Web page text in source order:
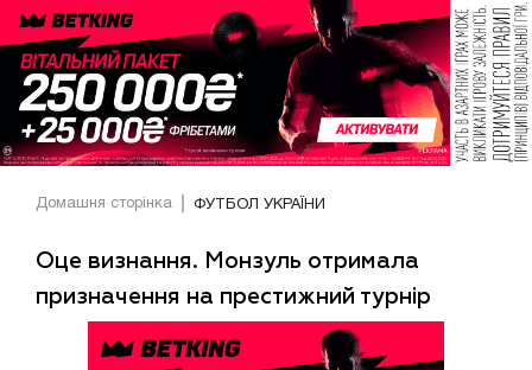
Домашня сторінка ФУТБОЛ УКРАЇНИ
Оце визнання. Монзуль отримала
призначення на престижний турнір